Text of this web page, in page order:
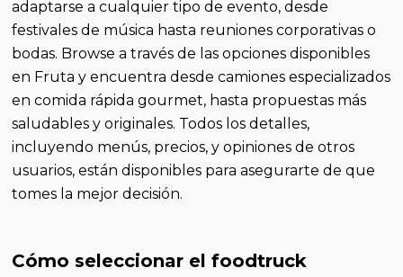
adaptarse a cualquier tipo de evento, desde
festivales de música hasta reuniones corporativas o
bodas. Browse a través de las opciones disponibles
en Fruta y encuentra desde camiones especializados
en comida rápida gourmet, hasta propuestas más
saludables y originales. Todos los detalles,
incluyendo menús, precios, y opiniones de otros
usuarios, están disponibles para asegurarte de que
tomes la mejor decisión.
Cómo seleccionar el foodtruck